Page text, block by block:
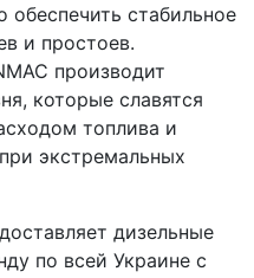
стабильное
и простоев.
производит
которые славятся
топлива и
экстремальных
дизельные
по всей Украине с